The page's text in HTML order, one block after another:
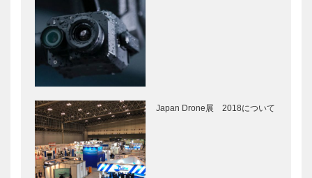
Japan Drone展 2018について